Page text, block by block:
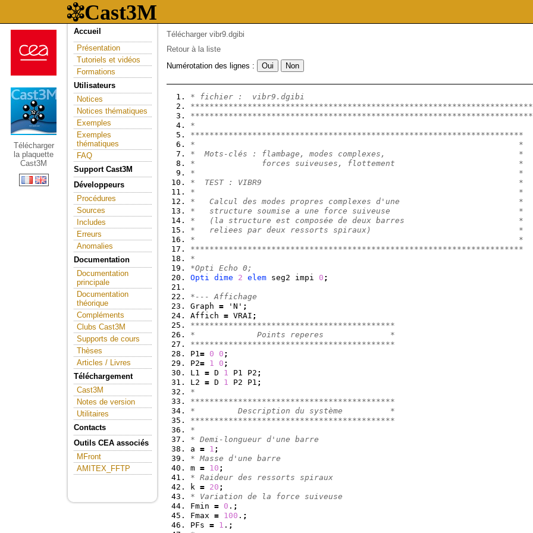
Télécharger
la plaquette
Cast3M
Accueil
Présentation
Tutoriels et vidéos
Formations
Utilisateurs
Notices
Notices thématiques
Exemples
Exemples
thématiques
FAQ
Support Cast3M
Développeurs
Procédures
Sources
Includes
Erreurs
Anomalies
Documentation
Documentation
principale
Documentation
théorique
Compléments
Clubs Cast3M
Supports de cours
Thèses
Articles / Livres
Téléchargement
Cast3M
Notes de version
Utilitaires
Contacts
Outils CEA associés
MFront
AMITEX_FFTP
Télécharger vibr9.dgibi
Retour à la liste
Numérotation des lignes :
* fichier :  vibr9.dgibi
************************************************************************
************************************************************************
*
**********************************************************************
*                                                                    *
*  Mots-clés : flambage, modes complexes,                            *
*              forces suiveuses, flottement                          *
*                                                                    *
*  TEST : VIBR9                                                      *
*                                                                    *
*   Calcul des modes propres complexes d'une                         *
*   structure soumise a une force suiveuse                           *
*   (la structure est composée de deux barres                        *
*   reliees par deux ressorts spiraux)                               *
*                                                                    *
**********************************************************************
*
*Opti Echo 0;
Opti dime 2 elem seg2 impi 0 ;
*--- Affichage
Graph = 'N' ;
Affich = VRAI ;
*******************************************
*             Points reperes              *
*******************************************
P1= 0 0 ;
P2= 1 0 ;
L1 = D 1 P1 P2 ;
L2 = D 1 P2 P1 ;
*
*******************************************
*         Description du système          *
*******************************************
*
* Demi-longueur d'une barre
a = 1 ;
* Masse d'une barre
m = 10 ;
* Raideur des ressorts spiraux
k = 20 ;
* Variation de la force suiveuse
Fmin = 0 . ;
Fmax = 100 . ;
PFs = 1 . ;